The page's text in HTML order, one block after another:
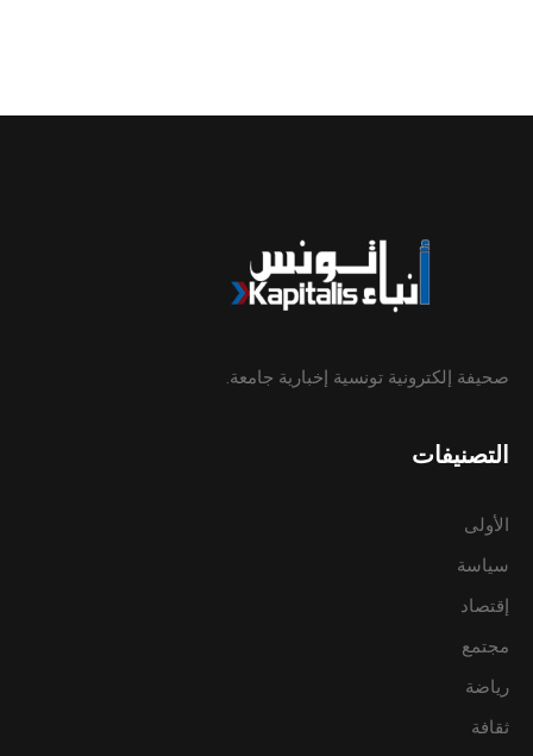
صحيفة إلكترونية تونسية إخبارية جامعة.
التصنيفات
الأولى
سياسة
إقتصاد
مجتمع
رياضة
ثقافة